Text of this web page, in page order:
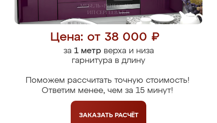
Цена: от 38 000 ₽
за 1 метрверха и низа
гарнитура в длину
Поможем рассчитать точную стоимость!
Ответим менее, чем за 15 минут!
ЗАКАЗАТЬ РАСЧЁТ